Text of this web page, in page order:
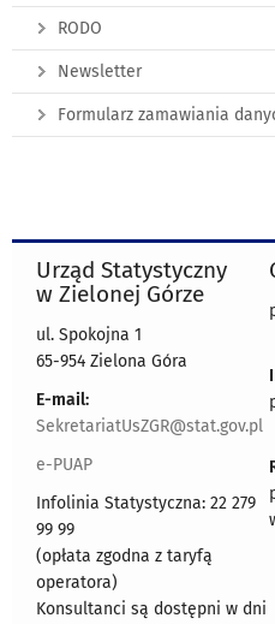
RODO
Newsletter
Formularz zamawiania
Urząd Statystyczny
w Zielonej Górze
ul. Spokojna 1
65-954 Zielona Góra
E-mail:
SekretariatUsZGR@stat.gov.pl
e-PUAP
Infolinia Statystyczna: 22 279
99 99
(opłata zgodna z taryfą
operatora)
Konsultanci są dostępni w dni